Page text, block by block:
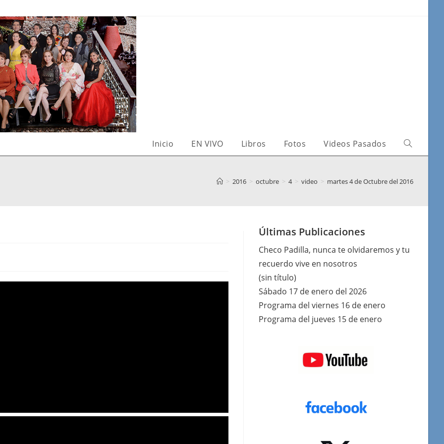
Inicio EN VIVO Libros Fotos Videos Pasados
> 2016 > octubre > 4 > video > martes 4 de Octubre del 2016
Últimas Publicaciones
Checo Padilla, nunca te olvidaremos y tu
recuerdo vive en nosotros
(sin título)
Sábado 17 de enero del 2026
Programa del viernes 16 de enero
Programa del jueves 15 de enero